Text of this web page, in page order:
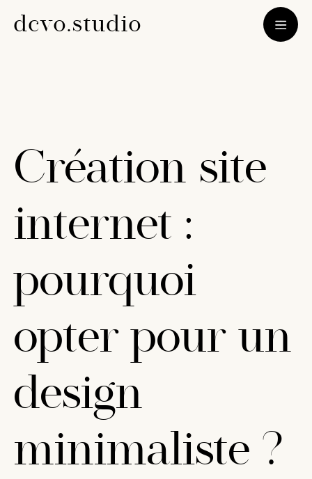
dcvo.studio
Création site
internet :
pourquoi
opter pour un
design
minimaliste ?